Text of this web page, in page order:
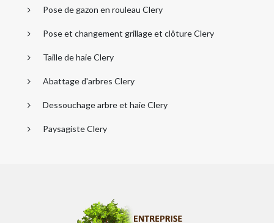
Pose de gazon en rouleau Clery
Pose et changement grillage et clôture Clery
Taille de haie Clery
Abattage d'arbres Clery
Dessouchage arbre et haie Clery
Paysagiste Clery